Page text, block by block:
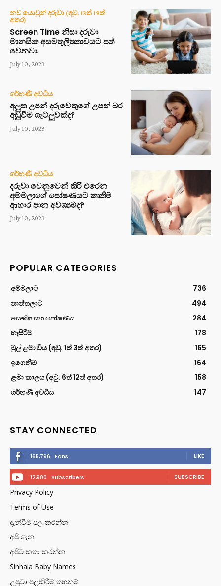
නව යොවුන් දරුවා (අවු. 13ත් 19ත්
අතර)
Screen Time නිසා දරුවා
මානසික අසමතුලිතතාවයට පත්
වෙනවා.
July 10, 2023
ගර්භණී අවධිය
අලුත උපන් දරුවෙකුගේ උපන් බර
අඩුවීම ගැටලුවක්ද?
July 10, 2023
ගර්භණී අවධිය
දරුවා වෙනුවෙන් කිරි එරෙන
අම්මලාගේ පෝෂණයට කෘතිම
ආහාර පාන අවශ්‍යමද?
July 10, 2023
POPULAR CATEGORIES
අම්මලාට
736
තාත්තලාට
494
සෞඛ්‍ය සහ පෝෂණය
284
හැසිරීම
178
මුල් ළමා විය (අවු. 1ත් 3ත් අතර)
165
ඉගෙනීම
164
ළමා කාලය (අවු. 6ත් 12ත් අතර)
158
ගර්භණී අවධිය
147
STAY CONNECTED
165,796 Fans LIKE
12,900 Subscribers SUBSCRIBE
Privacy Policy
Terms of Use
දැන්වීම් පල කරන්න
අපි ගැන
අපිට කතා කරන්න
Sinhala Baby Names
උපුටා පලකිරීම තහනම්